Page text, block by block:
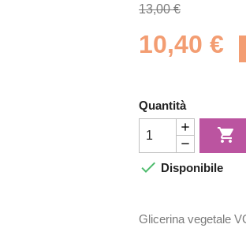
13,00 €
10,40 €
Quantità

 Disponibile
Glicerina vegetale